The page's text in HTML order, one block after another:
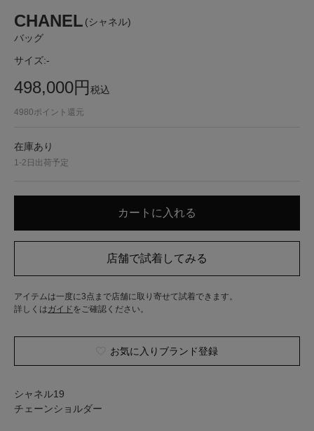
CHANEL (シャネル)
バッグ
サイズ:-
498,000円税込
4980ポイント還元
在庫あり
1-2日出荷予定
アイテムは一度に3点まで店舗に取り寄せて試着できます。
詳しくはガイド をご確認ください。
お気に入りブランド登録
シャネル19
チェーンショルダー